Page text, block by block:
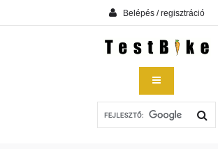
Belépés / regisztráció